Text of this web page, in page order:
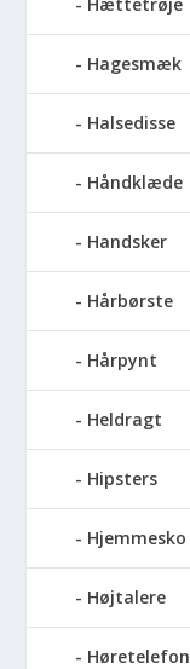
Hagesmæk
Halsedisse
Håndklæde
Handsker
Hårbørste
Hårpynt
Heldragt
Hipsters
Hjemmesko
Højtalere
Høretelefon